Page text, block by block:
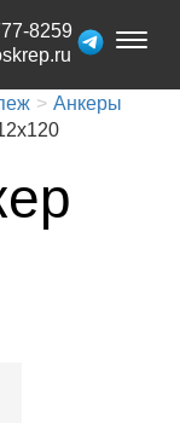
Toggle
8259
Анкеры